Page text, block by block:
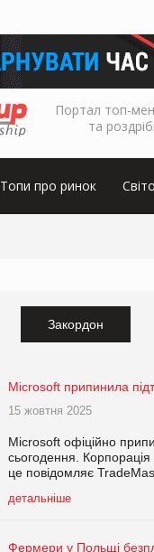
Портал топ-
та
Топи про ринок
Закордон
Microsoft припинила
15 жовтня 2025
Microsoft офіційно
сьогодення.
це повідомляє
детальніше
Фермери у Польщі